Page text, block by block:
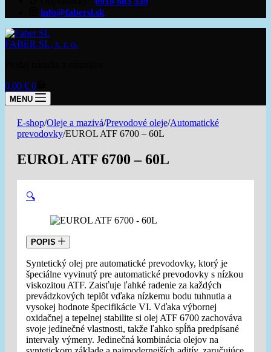
info@fabersl.sk
FABER SL, s. r. o.
Shopping
cart
0,00 € 0
MENU
E-shop/Oleje a mazivá/Prevodové oleje/Automatické
prevodovky/EUROL ATF 6700 – 60L
EUROL ATF 6700 – 60L
🔍
POPIS
Syntetický olej pre automatické prevodovky, ktorý je
špeciálne vyvinutý pre automatické prevodovky s nízkou
viskozitou ATF. Zaisťuje ľahké radenie za každých
prevádzkových teplôt vďaka nízkemu bodu tuhnutia a
vysokej hodnote špecifikácie VI. Vďaka výbornej
oxidačnej a tepelnej stabilite si olej ATF 6700 zachováva
svoje jedinečné vlastnosti, takže ľahko spĺňa predpísané
intervaly výmeny. Jedinečná kombinácia olejov na